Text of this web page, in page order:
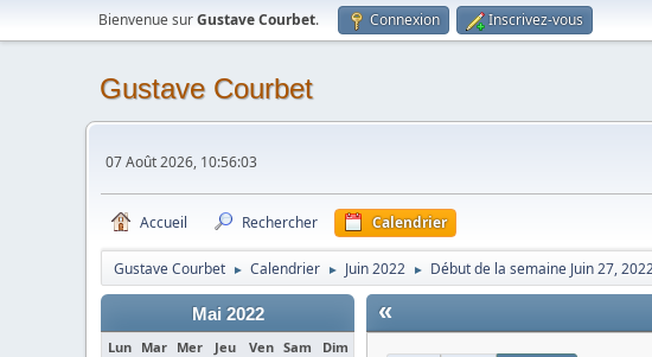
Bienvenue surGustave Courbet. Connexion Inscrivez-vous
Gustave Courbet
07 Août 2026, 10:56:03
Accueil Rechercher Calendrier
Gustave Courbet ► Calendrier ► Juin 2022 ► Début de la semaine Juin 27,
Mai 2022
Lun Mar Mer Jeu Ven Sam Dim
«